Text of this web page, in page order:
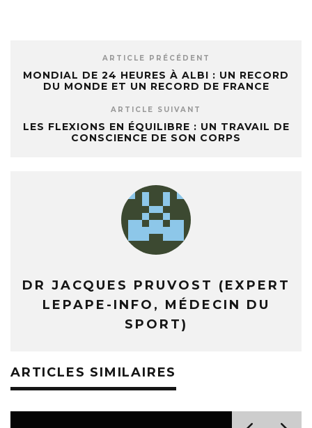
ARTICLE PRÉCÉDENT
MONDIAL DE 24 HEURES À ALBI : UN RECORD
DU MONDE ET UN RECORD DE FRANCE
ARTICLE SUIVANT
LES FLEXIONS EN ÉQUILIBRE : UN TRAVAIL DE
CONSCIENCE DE SON CORPS
DR JACQUES PRUVOST (EXPERT
LEPAPE-INFO, MÉDECIN DU
SPORT)
ARTICLES SIMILAIRES